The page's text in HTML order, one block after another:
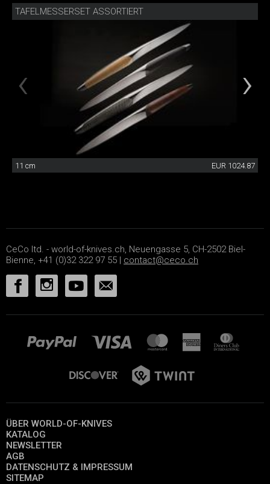
TAFELMESSERSET ASSORTIERT
11 cm EUR 1024.87
CeCo ltd. - world-of-knives.ch, Neuengasse 5, CH-2502 Biel-
Bienne, +41 (0)32 322 97 55 | contact@ceco.ch
ÜBER WORLD-OF-KNIVES
KATALOG
NEWSLETTER
AGB
DATENSCHUTZ & IMPRESSUM
SITEMAP